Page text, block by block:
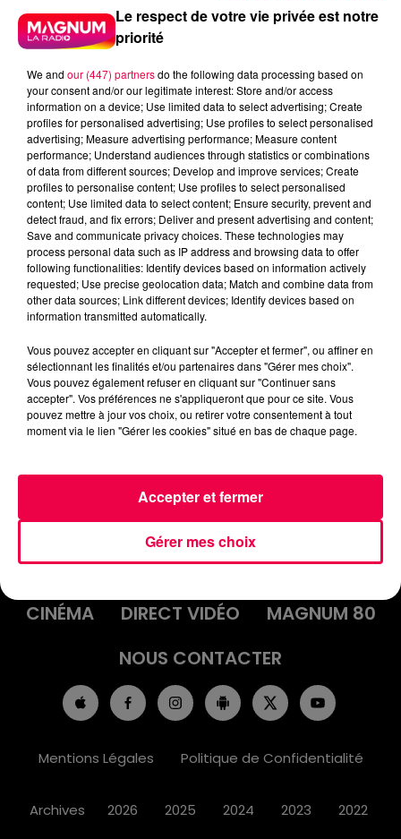
podcasts/2024/05/20240502-ANNIVERSAIRES.mp3
ACCUEIL INFOS
EMISSIONS
AGENDA
JEUX
PODCASTS
CINÉMA
DIRECT VIDÉO
MAGNUM 80
NOUS CONTACTER
Mentions Légales Politique de Confidentialité
Archives 2026 2025 2024 2023 2022
Le respect de votre vie privée est notre
priorité
We and our (447) partnersdo the following data processing based on
your consent and/or our legitimate interest: Store and/or access
information on a device; Use limited data to select advertising; Create
profiles for personalised advertising; Use profiles to select personalised
advertising; Measure advertising performance; Measure content
performance; Understand audiences through statistics or combinations
of data from different sources; Develop and improve services; Create
profiles to personalise content; Use profiles to select personalised
content; Use limited data to select content; Ensure security, prevent and
detect fraud, and fix errors; Deliver and present advertising and content;
Save and communicate privacy choices. These technologies may
process personal data such as IP address and browsing data to offer
following functionalities: Identify devices based on information actively
requested; Use precise geolocation data; Match and combine data from
other data sources; Link different devices; Identify devices based on
information transmitted automatically.
Vous pouvez accepter en cliquant sur "Accepter et fermer", ou affiner en
sélectionnant les finalités et/ou partenaires dans "Gérer mes choix".
Vous pouvez également refuser en cliquant sur "Continuer sans
accepter". Vos préférences ne s'appliqueront que pour ce site. Vous
pouvez mettre à jour vos choix, ou retirer votre consentement à tout
moment via le lien "Gérer les cookies" situé en bas de chaque page.
Gérer mes choix
Accepter et fermer